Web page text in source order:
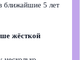
ближайшие 5 лет
жёсткой